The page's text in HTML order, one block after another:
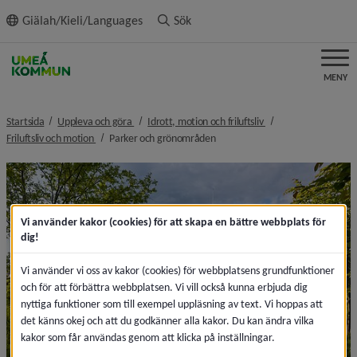
innehållet
Giälah/Kieli/Languages Sök
MENY
Startsida Uppleva och göra nivå i brödsmulenavigeringen
Idrott, motion och friluftsliv nivå i
Friluftsliv och motion nivå i brödsmulenavigeringen
Parker och grönområdennivå i brödsmulenavigeringen
Vi använder kakor (cookies) för att skapa en bättre webbplats för
dig!
Vi använder vi oss av kakor (cookies) för webbplatsens grundfunktioner
och för att förbättra webbplatsen. Vi vill också kunna erbjuda dig
nyttiga funktioner som till exempel uppläsning av text. Vi hoppas att
det känns okej och att du godkänner alla kakor. Du kan ändra vilka
kakor som får användas genom att klicka på inställningar.